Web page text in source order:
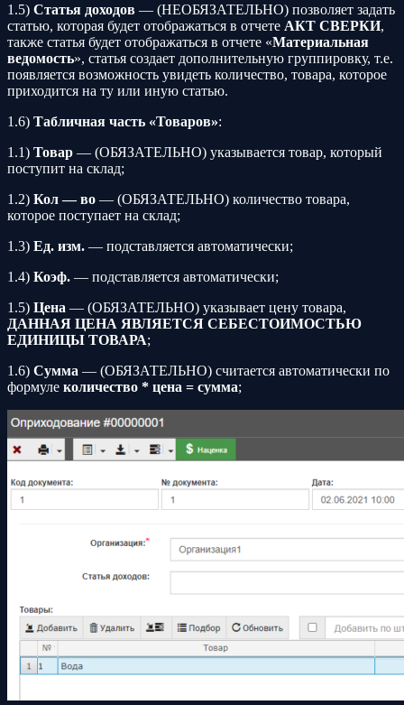
1.5) Статья доходов — (НЕОБЯЗАТЕЛЬНО) позволяет задать
статью, которая будет отображаться в отчете АКТ СВЕРКИ,
также статья будет отображаться в отчете «Материальная
ведомость», статья создает дополнительную группировку, т.е.
появляется возможность увидеть количество, товара, которое
приходится на ту или иную статью.
1.6) Табличная часть «Товаров»:
1.1) Товар — (ОБЯЗАТЕЛЬНО) указывается товар, который
поступит на склад;
1.2) Кол — во — (ОБЯЗАТЕЛЬНО) количество товара,
которое поступает на склад;
1.3) Ед. изм. — подставляется автоматически;
1.4) Коэф. — подставляется автоматически;
1.5) Цена — (ОБЯЗАТЕЛЬНО) указывает цену товара,
ДАННАЯ ЦЕНА ЯВЛЯЕТСЯ СЕБЕСТОИМОСТЬЮ
ЕДИНИЦЫ ТОВАРА;
1.6) Сумма — (ОБЯЗАТЕЛЬНО) считается автоматически по
формуле количество * цена = сумма;